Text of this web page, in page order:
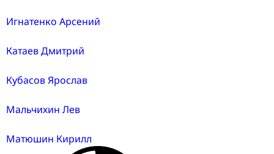
Игнатенко Арсений
Катаев Дмитрий
Кубасов Ярослав
Мальчихин Лев
Матюшин Кирилл